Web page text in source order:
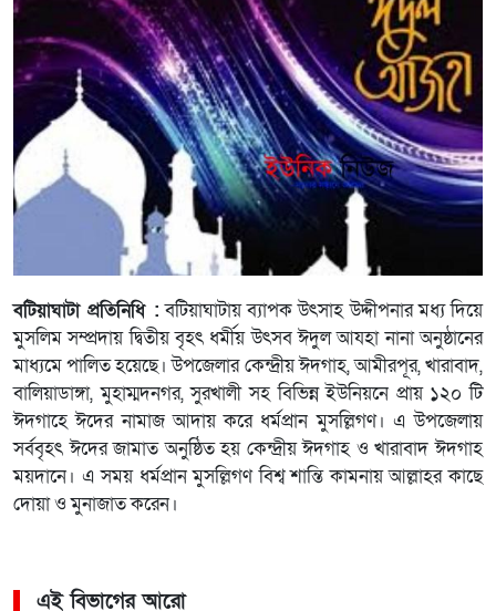
বটিয়াঘাটা প্রতিনিধি : বটিয়াঘাটায় ব্যাপক উৎসাহ উদ্দীপনার মধ্য দিয়ে
মুসলিম সম্প্রদায় দ্বিতীয় বৃহৎ ধর্মীয় উৎসব ঈদুল আযহা নানা অনুষ্ঠানের
মাধ্যমে পালিত হয়েছে। উপজেলার কেন্দ্রীয় ঈদগাহ, আমীরপূর, খারাবাদ,
বালিয়াডাঙ্গা, মুহাম্মদনগর, সুরখালী সহ বিভিন্ন ইউনিয়নে প্রায় ১২০ টি
ঈদগাহে ঈদের নামাজ আদায় করে ধর্মপ্রান মুসল্লিগণ। এ উপজেলায়
সর্ববৃহৎ ঈদের জামাত অনুষ্ঠিত হয় কেন্দ্রীয় ঈদগাহ ও খারাবাদ ঈদগাহ
ময়দানে। এ সময় ধর্মপ্রান মুসল্লিগণ বিশ্ব শান্তি কামনায় আল্লাহর কাছে
দোয়া ও মুনাজাত করেন।
এই বিভাগের আরো